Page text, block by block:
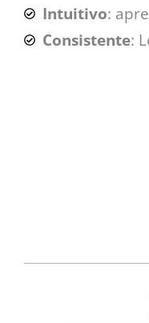
Intuitivo:
Consistente: